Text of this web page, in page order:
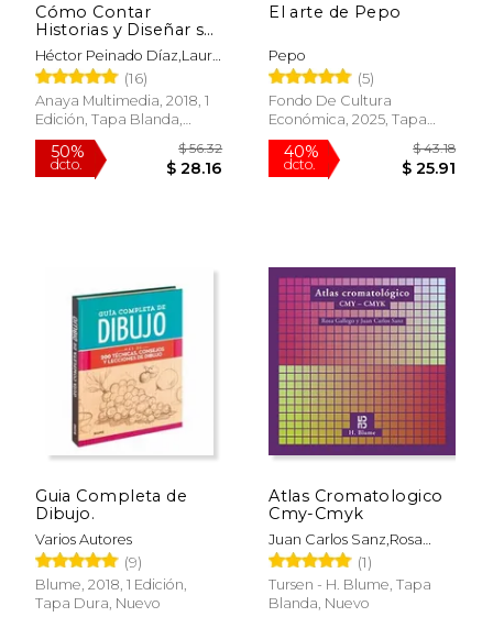
$
Rápido
Cómo Contar
Historias y Diseñar sus
Personajes (Espacio
de Diseño)
Héctor Peinado Díaz,Laura
Edith Lara Cordova
(16)
Anaya Multimedia, 2018, 1
Edición, Tapa Blanda,
Nuevo
El arte de Pepo
Pepo
(5)
Fondo De Cultura
Económica, 2025, Tapa
Blanda, Nuevo
Guia Completa de
Dibujo.
Varios Autores
(9)
Blume, 2018, 1 Edición,
Tapa Dura, Nuevo
Atlas Cromatologico
Cmy-Cmyk
Juan Carlos Sanz,Rosa
Gallego
(1)
Tursen - H. Blume, Tapa
Blanda, Nuevo